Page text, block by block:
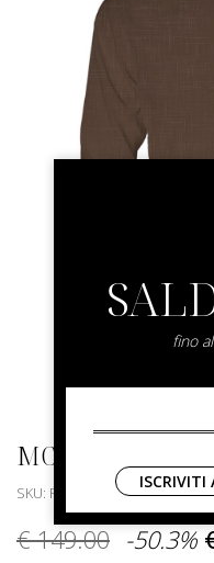
MC2 SAINT
SKU: PAMP001-TEX0001.18H
€ 149.00 -50.3%
fino
ISCRIVITI